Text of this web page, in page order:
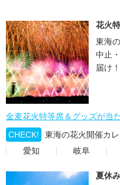
花火
東海
中止
届け！
金麦花火特等席＆グッズが当
CHECK!
東海の花火開催カ
愛知
岐阜
夏休